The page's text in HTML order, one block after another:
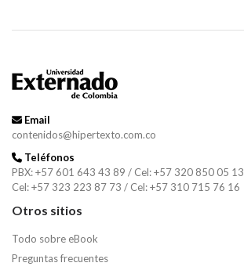
Email
contenidos@hipertexto.com.co
Teléfonos
PBX: +57 601 643 43 89 / Cel: +57 320 850 05 13
Cel: +57 323 223 87 73 / Cel: +57 310 715 76 16
Otros sitios
Todo sobre eBook
Preguntas frecuentes